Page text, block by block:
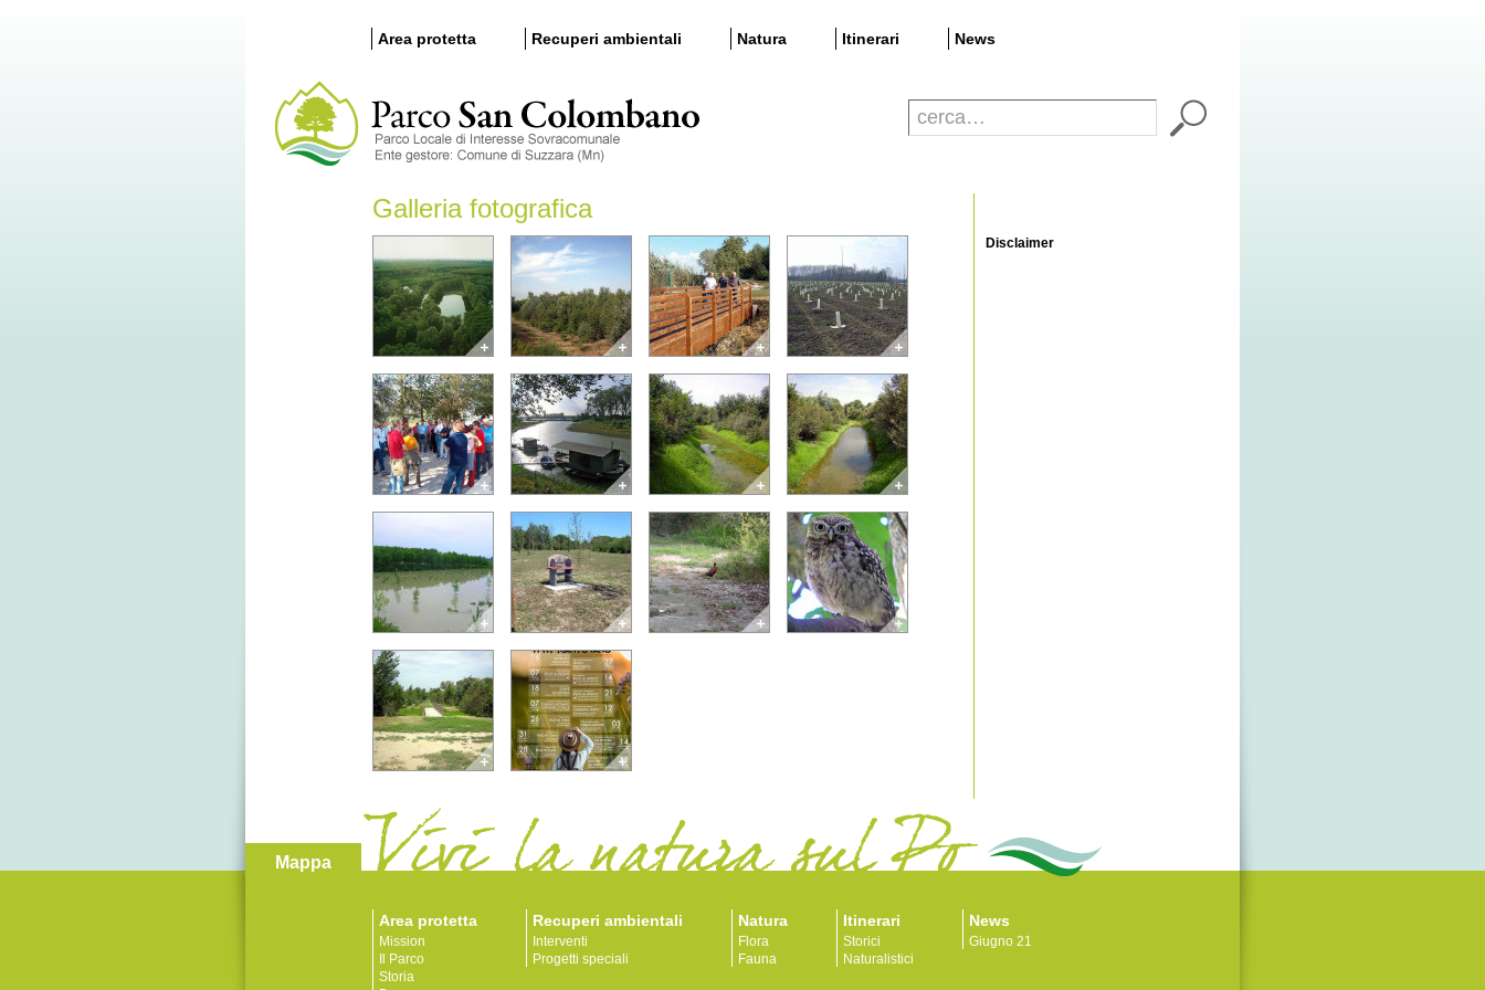
Area protetta Recuperi ambientali Natura Itinerari News
Galleria fotografica
Disclaimer
Mappa
Area protetta
Mission
Il Parco
Storia
Recuperi ambientali
Interventi
Progetti speciali
Natura
Flora
Fauna
Itinerari
Storici
Naturalistici
News
Giugno 21